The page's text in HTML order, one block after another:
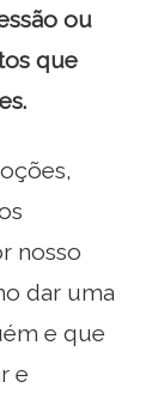
ou
que
nosso
dar uma
e que
e